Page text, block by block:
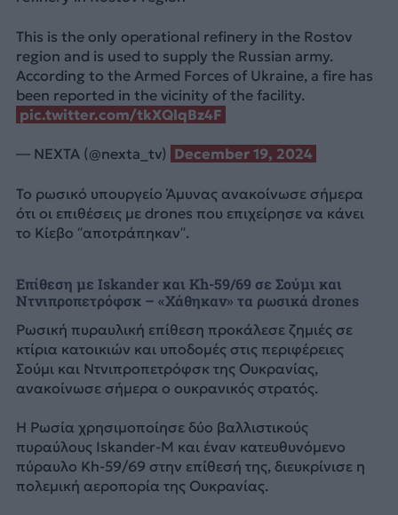
This is the only operational refinery in the Rostov
region and is used to supply the Russian army.
According to the Armed Forces of Ukraine, a fire has
been reported in the vicinity of the facility.
pic.twitter.com/tkXQlqBz4F
— NEXTA (@nexta_tv) December 19, 2024
Το ρωσικό υπουργείο Άμυνας ανακοίνωσε σήμερα
ότι οι επιθέσεις με drones που επιχείρησε να κάνει
το Κίεβο “αποτράπηκαν”.
Επίθεση με Iskander και Kh-59/69 σε Σούμι και
Ντνιπροπετρόφσκ – «Χάθηκαν» τα ρωσικά drones
Ρωσική πυραυλική επίθεση προκάλεσε ζημιές σε
κτίρια κατοικιών και υποδομές στις περιφέρειες
Σούμι και Ντνιπροπετρόφσκ της Ουκρανίας,
ανακοίνωσε σήμερα ο ουκρανικός στρατός.
Η Ρωσία χρησιμοποίησε δύο βαλλιστικούς
πυραύλους Iskander-M και έναν κατευθυνόμενο
πύραυλο Kh-59/69 στην επίθεσή της, διευκρίνισε η
πολεμική αεροπορία της Ουκρανίας.